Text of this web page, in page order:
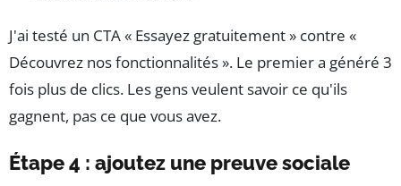
J'ai testé un CTA « Essayez gratuitement » contre «
Découvrez nos fonctionnalités ». Le premier a généré 3
fois plus de clics. Les gens veulent savoir ce qu'ils
gagnent, pas ce que vous avez.
Étape 4 : ajoutez une preuve sociale